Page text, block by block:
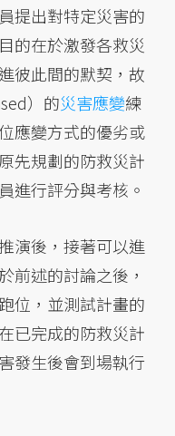
提出對特定災害的
的在於激發各救災
彼此間的默契，故
）的災害應變練
應變方式的優劣或
先規劃的防救災計
進行評分與考核。
演後，接著可以進
前述的討論之後，
位，並測試計畫的
已完成的防救災計
發生後會到場執行